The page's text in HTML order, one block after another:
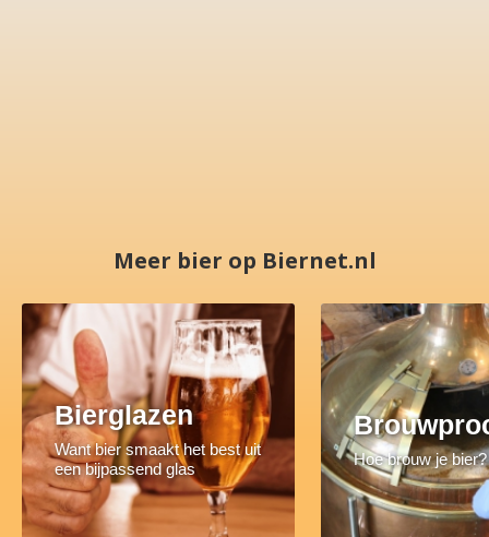
Meer bier op Biernet.nl
Bierglazen
Want bier smaakt het best uit
een bijpassend glas
Hoe brouw je bier?